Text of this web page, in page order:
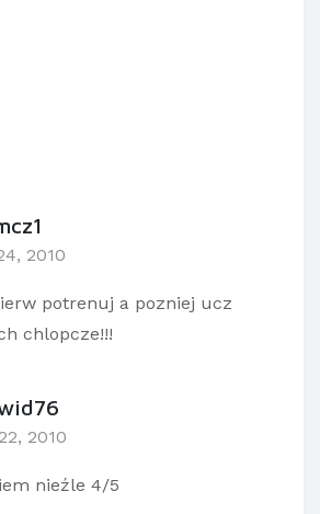
2010
potrenuj a pozniej ucz
chlopcze!!!
2010
nieźle 4/5